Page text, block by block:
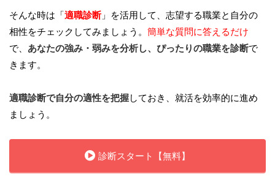
そんな時は「適職診断」を活用して、志望する職業と自分の
相性をチェックしてみましょう。 簡単な質問に答えるだけ
で、 あなたの強み・弱みを分析し、ぴったりの職業を診断で
きます。
適職診断で自分の適性を把握しておき、就活を効率的に進め
ましょう。
診断スタート【無料】